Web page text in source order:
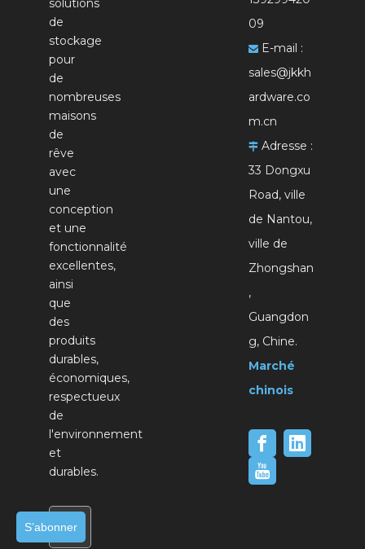
solutions
de
stockage
pour
de
nombreuses
maisons
de
rêve
avec
une
conception
et une
fonctionnalité
excellentes,
ainsi
que
des
produits
durables,
économiques,
respectueux
de
l'environnement
et
durables.
S’abonner
09
 E-mail :
sales@jkkh
ardware.co
m.cn
 Adresse :
33 Dongxu
Road, ville
de Nantou,
ville de
Zhongshan
,
Guangdon
g, Chine.
Marché
chinois